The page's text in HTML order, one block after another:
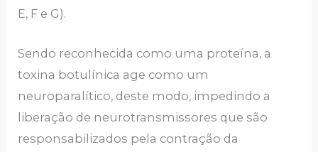
E, F e G).
Sendo reconhecida como uma proteína, a
toxina botulínica age como um
neuroparalítico, deste modo, impedindo a
liberação de neurotransmissores que são
responsabilizados pela contração da